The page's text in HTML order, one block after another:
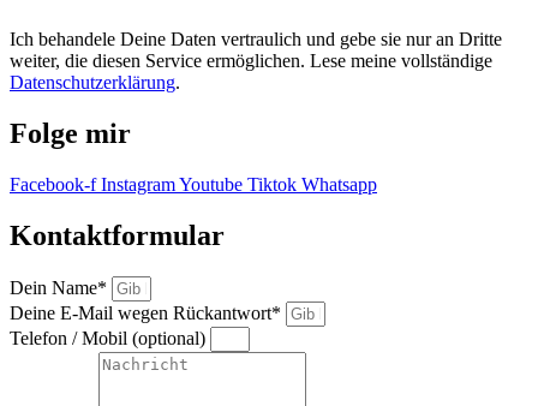
Ich behandele Deine Daten vertraulich und gebe sie nur an Dritte
weiter, die diesen Service ermöglichen. Lese meine vollständige
Datenschutzerklärung.
Folge mir
Facebook-f InstagramYoutube Tiktok Whatsapp
Kontaktformular
Dein Name*
Deine E-Mail wegen Rückantwort*
Telefon / Mobil (optional)